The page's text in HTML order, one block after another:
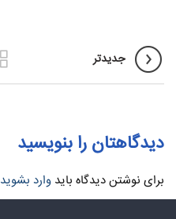
جدیدتر
دیدگاهتان را بنویسید
برای نوشتن دیدگاه باید وارد بشوید